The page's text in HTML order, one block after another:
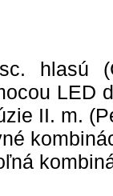
hlasú
LED
II. m.